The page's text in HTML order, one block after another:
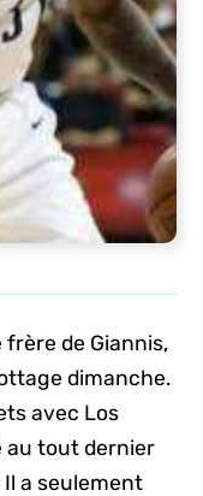
de Giannis,
dimanche.
avec Los
au tout dernier
Il a seulement